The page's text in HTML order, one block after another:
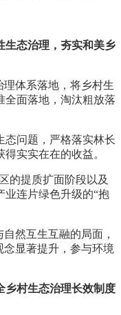
生态治理，夯实和美乡
体系落地，将乡村生
全面落地，淘汰粗放落
态问题，严格落实林长
实实在在的收益。
的提质扩面阶段以及
业连片绿色升级的“抱
然互生互融的局面，
显著提升，参与环境
乡村生态治理长效制度